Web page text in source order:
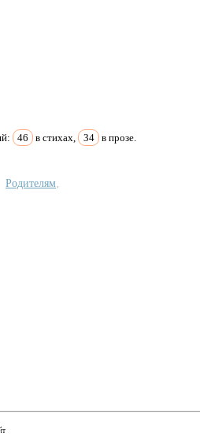
46 в стихах, 34 в прозе.
Родителям